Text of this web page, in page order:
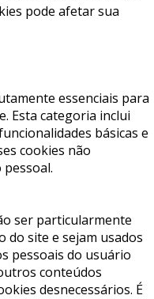
pode afetar sua
essenciais para
Esta categoria inclui
básicas e
cookies não
ser particularmente
site e sejam usados
pessoais do usuário
conteúdos
desnecessários. É